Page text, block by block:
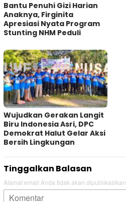
Bantu Penuhi Gizi Harian
Anaknya, Firginita
Apresiasi Nyata Program
Stunting NHM Peduli
Wujudkan Gerakan Langit
Biru Indonesia Asri, DPC
Demokrat Halut Gelar Aksi
Bersih Lingkungan
Tinggalkan Balasan
Alamat email Anda tidak akan dipublikasikan.